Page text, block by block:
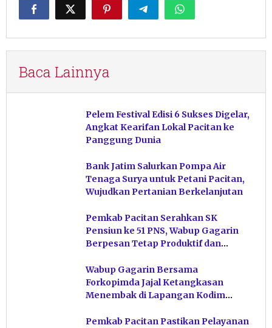
Baca Lainnya
Pelem Festival Edisi 6 Sukses Digelar,
Angkat Kearifan Lokal Pacitan ke
Panggung Dunia
Bank Jatim Salurkan Pompa Air
Tenaga Surya untuk Petani Pacitan,
Wujudkan Pertanian Berkelanjutan
Pemkab Pacitan Serahkan SK
Pensiun ke 51 PNS, Wabup Gagarin
Berpesan Tetap Produktif dan
Wabup Gagarin Bersama
Forkopimda Jajal Ketangkasan
Menembak di Lapangan Kodim
Pemkab Pacitan Pastikan Pelayanan